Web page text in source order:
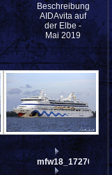
Beschreibung:
AIDAvita auf
der Elbe -
Mai 2019
mfw18_172768